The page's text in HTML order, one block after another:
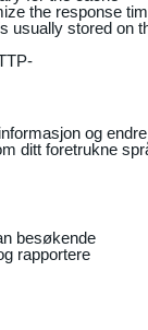
the response
usually stored on
og
ditt foretrukne
besøkende
rapportere